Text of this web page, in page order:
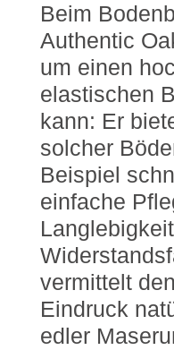
Beim
Authentic
um einen
elastischen
kann: Er
solcher
Beispiel
einfache
vermittelt
Eindruck
edler